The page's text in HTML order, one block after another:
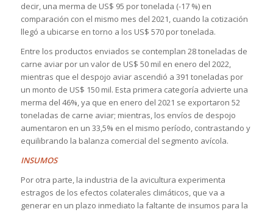
decir, una merma de US$ 95 por tonelada (-17 %) en
comparación con el mismo mes del 2021, cuando la cotización
llegó a ubicarse en torno a los US$ 570 por tonelada.
Entre los productos enviados se contemplan 28 toneladas de
carne aviar por un valor de US$ 50 mil en enero del 2022,
mientras que el despojo aviar ascendió a 391 toneladas por
un monto de US$ 150 mil. Esta primera categoría advierte una
merma del 46%, ya que en enero del 2021 se exportaron 52
toneladas de carne aviar; mientras, los envíos de despojo
aumentaron en un 33,5% en el mismo período, contrastando y
equilibrando la balanza comercial del segmento avícola.
INSUMOS
Por otra parte, la industria de la avicultura experimenta
estragos de los efectos colaterales climáticos, que va a
generar en un plazo inmediato la faltante de insumos para la